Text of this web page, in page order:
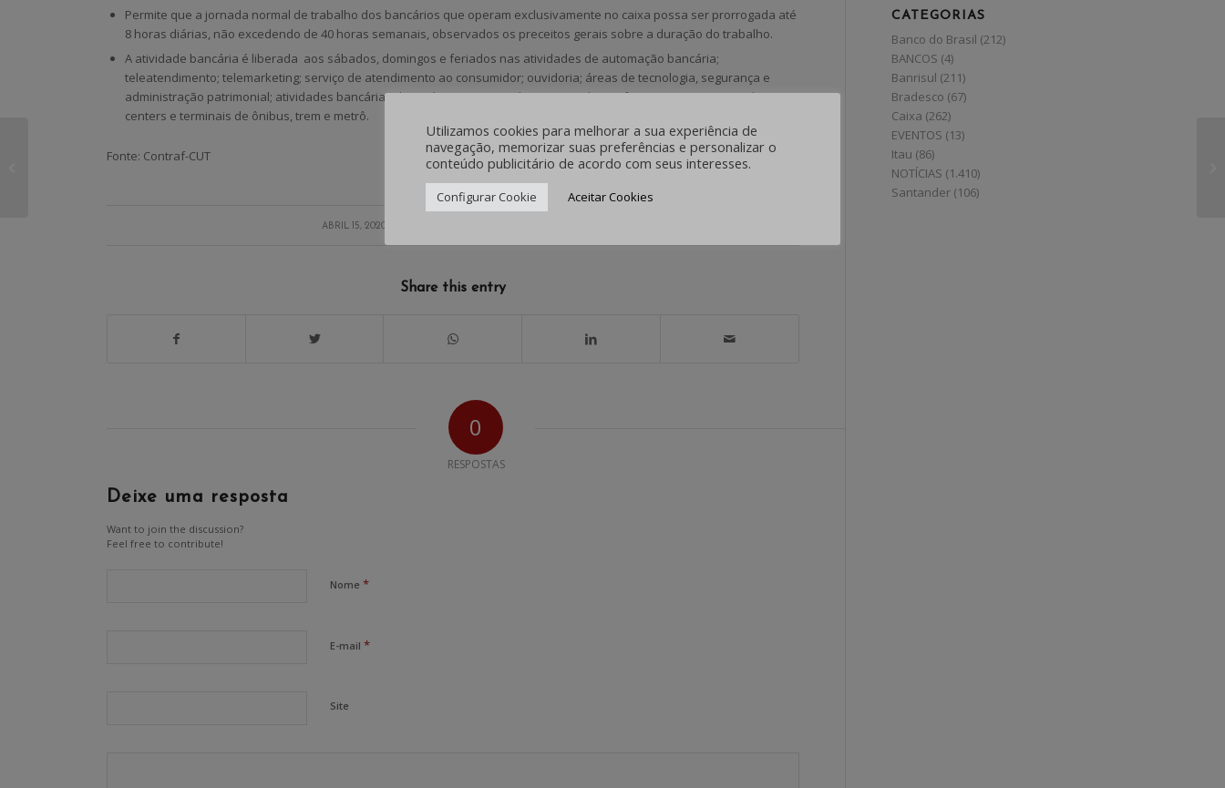
Permite que a jornada normal de trabalho dos bancários que operam exclusivamente no caixa possa ser prorrogada até
8 horas diárias, não excedendo de 40 horas semanais, observados os preceitos gerais sobre a duração do trabalho.
A atividade bancária é liberada aos sábados, domingos e feriados nas atividades de automação bancária;
teleatendimento; telemarketing; serviço de atendimento ao consumidor; ouvidoria; áreas de tecnologia, segurança e
administração patrimonial; atividades bancárias de caráter excepcional ou eventual e em feiras, exposições ou shopping
centers e terminais de ônibus, trem e metrô.
Fonte: Contraf-CUT
ABRIL 15, 2020
/
Share this entry
0
RESPOSTAS
Deixe uma resposta
Want to join the discussion?
Feel free to contribute!
Nome*
E-mail*
Site
CATEGORIAS
Banco do Brasil (212)
BANCOS (4)
Banrisul (211)
Bradesco (67)
Caixa (262)
EVENTOS (13)
Itau (86)
NOTÍCIAS (1.410)
Santander (106)
balanço das medidas
Utilizamos cookies para melhorar a sua experiência de
navegação, memorizar suas preferências e personalizar o
conteúdo publicitário de acordo com seus interesses.
Configurar Cookie Aceitar Cookies